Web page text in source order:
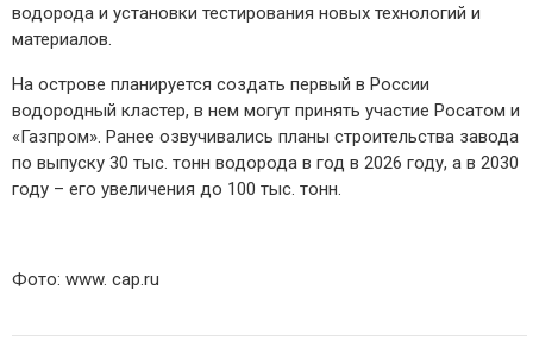
водорода и установки тестирования новых технологий и
материалов.
На острове планируется создать первый в России
водородный кластер, в нем могут принять участие Росатом и
«Газпром». Ранее озвучивались планы строительства завода
по выпуску 30 тыс. тонн водорода в год в 2026 году, а в 2030
году – его увеличения до 100 тыс. тонн.
Фото: www. cap.ru